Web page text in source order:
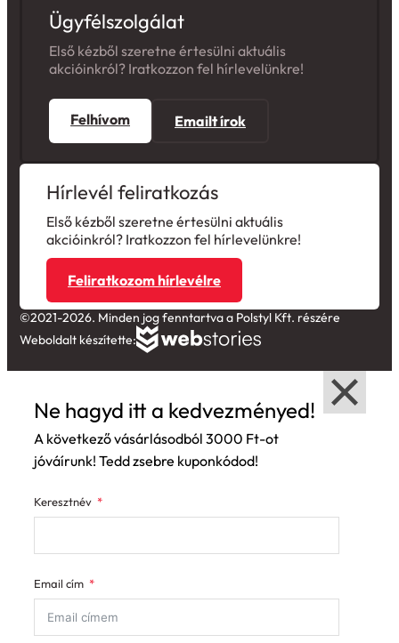
Ügyfélszolgálat
Első kézből szeretne értesülni aktuális
akcióinkról? Iratkozzon fel hírlevelünkre!
Felhívom Emailt írok
Hírlevél feliratkozás
Első kézből szeretne értesülni aktuális
akcióinkról? Iratkozzon fel hírlevelünkre!
Feliratkozom hírlevélre
©2021-2026. Minden jog fenntartva a Polstyl Kft. részére
Weboldalt készítette:
Ne hagyd itt a kedvezményed!
A következő vásárlásodból 3000 Ft-ot
jóváírunk! Tedd zsebre kuponkódod!
Keresztnév
Email cím